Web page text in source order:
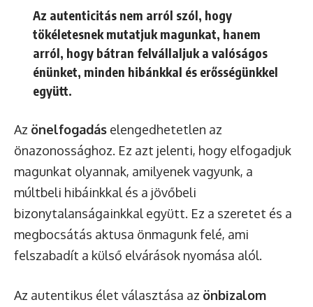
Az autenticitás nem arról szól, hogy
tökéletesnek mutatjuk magunkat, hanem
arról, hogy bátran felvállaljuk a valóságos
énünket, minden hibánkkal és erősségünkkel
együtt.
Az önelfogadás elengedhetetlen az
önazonossághoz. Ez azt jelenti, hogy elfogadjuk
magunkat olyannak, amilyenek vagyunk, a
múltbeli hibáinkkal és a jövőbeli
bizonytalanságainkkal együtt. Ez a szeretet és a
megbocsátás aktusa önmagunk felé, ami
felszabadít a külső elvárások nyomása alól.
Az autentikus élet választása az önbizalom